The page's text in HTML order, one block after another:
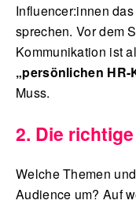
Influencer:innen
sprechen. Vor dem
Kommunikation ist
„persönlichen
Muss.
2. Die
Welche Themen
Audience um? Auf